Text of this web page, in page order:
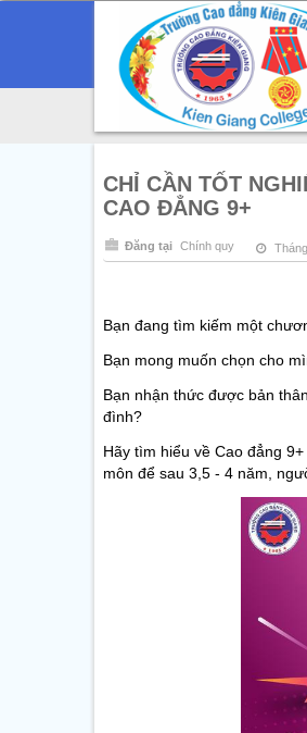
CHỈ CẦN TỐT
CAO ĐẲNG 9+
Đăng tại Chính quy
Bạn đang tìm kiếm một
Bạn mong muốn chọn cho
Bạn nhận thức được bản
đình?
Hãy tìm hiểu về Cao đẳng
môn để sau 3,5 - 4 năm,